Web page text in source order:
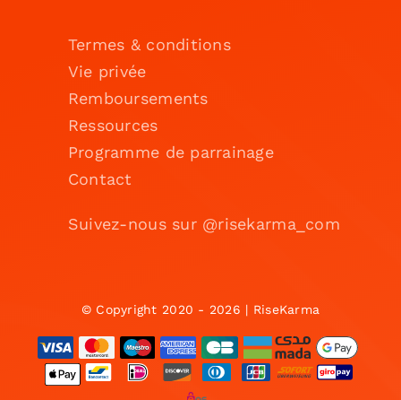
Termes & conditions
Vie privée
Remboursements
Ressources
Programme de parrainage
Contact
Suivez-nous sur @risekarma_com
© Copyright 2020 - 2026 | RiseKarma